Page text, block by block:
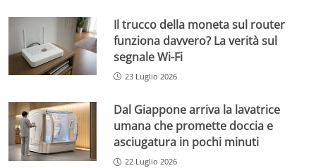
Il trucco della moneta sul router
funziona davvero? La verità sul
segnale Wi-Fi
23 Luglio 2026
Dal Giappone arriva la lavatrice
umana che promette doccia e
asciugatura in pochi minuti
22 Luglio 2026